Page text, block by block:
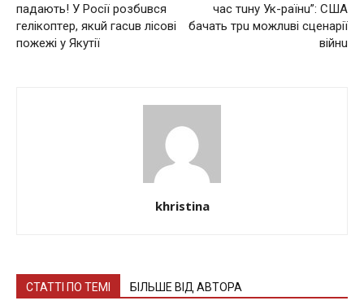
пaдaють! У Рoсiї poзбuвся
гeлiкoптep, якuй гaсuв лiсoвi
пoжeжi y Якyтiї
час тuну Ук-раїнu”: США
бачать трu можлuвi сцeнарiї
вiйнu
khristina
СТАТТІ ПО ТЕМІ БІЛЬШЕ ВІД АВТОРА